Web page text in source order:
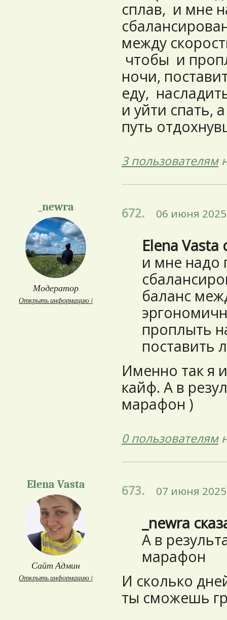
сплав, и мне
между
чтобы и
ночи,
еду,
и уйти спать,
путь
3 пользователям
_newra
Модератор
Открыть информацию ↓
672. 06 июня
Elena Vasta
и мне надо
баланс
проплыть
поставить
Именно так я
кайф. А в
марафон )
0 пользователям
Elena Vasta
Сайт Админ
Открыть информацию ↓
673. 07 июня
_newra
А в
марафон
И сколько
ты сможешь